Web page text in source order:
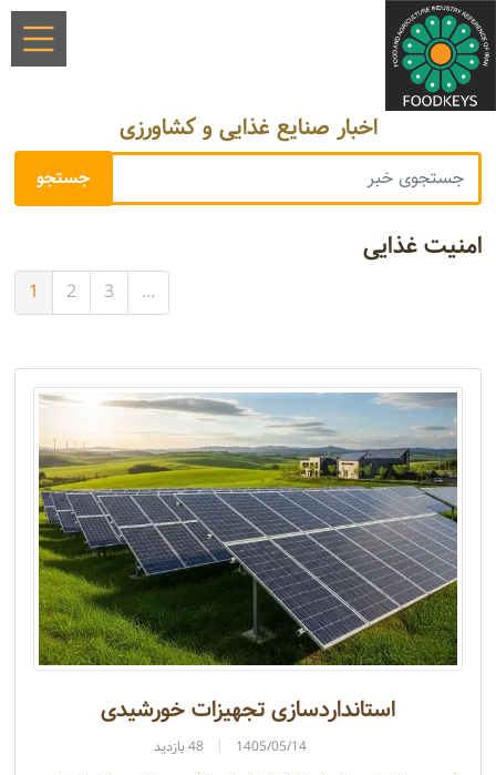
اخبار صنایع غذایی و کشاورزی
امنیت غذایی
1 2 3 ...
استانداردسازی تجهیزات خورشیدی
1405/05/14 48 بازدید